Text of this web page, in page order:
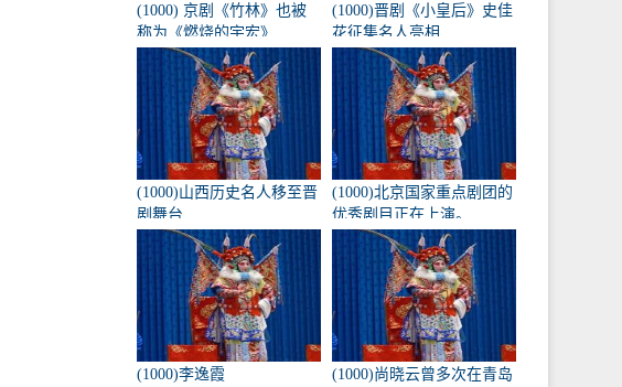
(1000) 京剧《竹林》也被
称为《燃烧的宇宏》
(1000)晋剧《小皇后》史佳
花征集名人亮相
(1000)山西历史名人移至晋
剧舞台
(1000)北京国家重点剧团的
优秀剧目正在上演。
(1000)李逸霞
(1000)尚晓云曾多次在青岛